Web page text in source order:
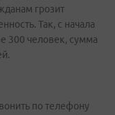
грозит
Так, с начала
300 человек, сумма
по телефону